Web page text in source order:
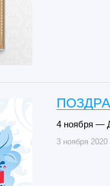
4 ноября —
3 ноября 2020